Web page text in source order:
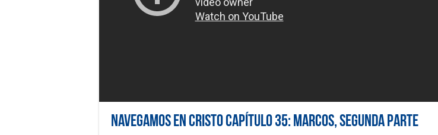
NAVEGAMOS EN CRISTO Capítulo 35: Marcos, segunda parte